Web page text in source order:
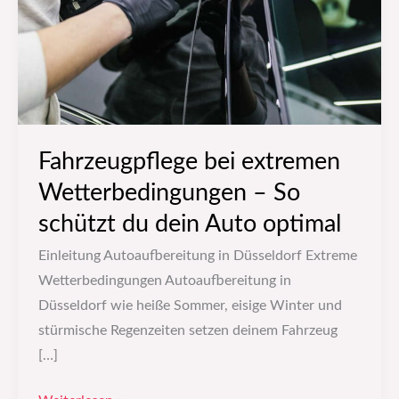
Fahrzeugpflege bei extremen
Wetterbedingungen – So
schützt du dein Auto optimal
Einleitung Autoaufbereitung in Düsseldorf Extreme
Wetterbedingungen Autoaufbereitung in
Düsseldorf wie heiße Sommer, eisige Winter und
stürmische Regenzeiten setzen deinem Fahrzeug
[…]
So
schützt
du
dein
Auto